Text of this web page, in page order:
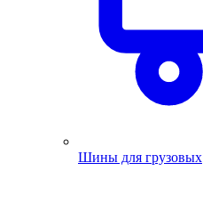
Шины для грузовых